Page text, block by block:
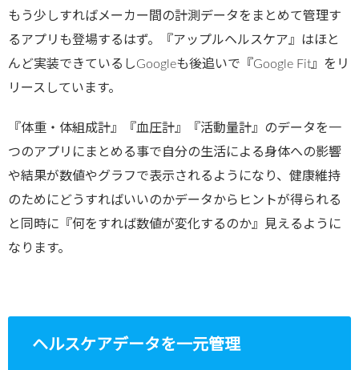
もう少しすればメーカー間の計測データをまとめて管理す
るアプリも登場するはず。『アップルヘルスケア』はほと
んど実装できているしGoogleも後追いで『Google Fit』をリ
リースしています。
『体重・体組成計』『血圧計』『活動量計』のデータを一
つのアプリにまとめる事で自分の生活による身体への影響
や結果が数値やグラフで表示されるようになり、健康維持
のためにどうすればいいのかデータからヒントが得られる
と同時に『何をすれば数値が変化するのか』見えるように
なります。
ヘルスケアデータを一元管理